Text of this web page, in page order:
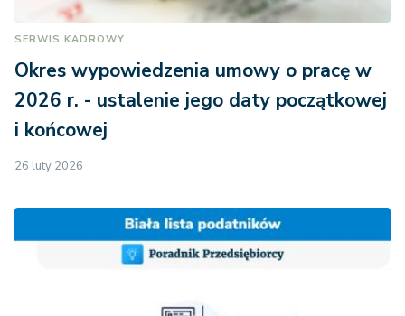
SERWIS KADROWY
Okres wypowiedzenia umowy o pracę w
2026 r. - ustalenie jego daty początkowej
i końcowej
26 luty 2026